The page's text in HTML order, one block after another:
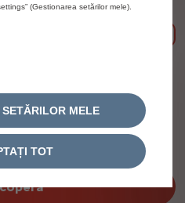
(Gestionarea setărilor mele).
SETĂRILOR MELE
TOT